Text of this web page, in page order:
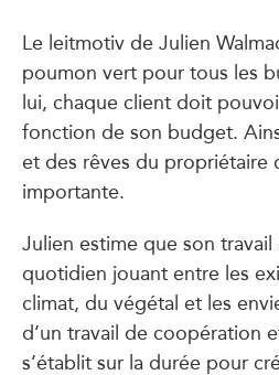
Le leitmotiv de Julien
poumon vert pour tous les
lui, chaque client doit
fonction de son budget.
et des rêves du propriétaire
importante.
Julien estime que son
quotidien jouant entre les
climat, du végétal et les
d’un travail de coopération
s’établit sur la durée pour